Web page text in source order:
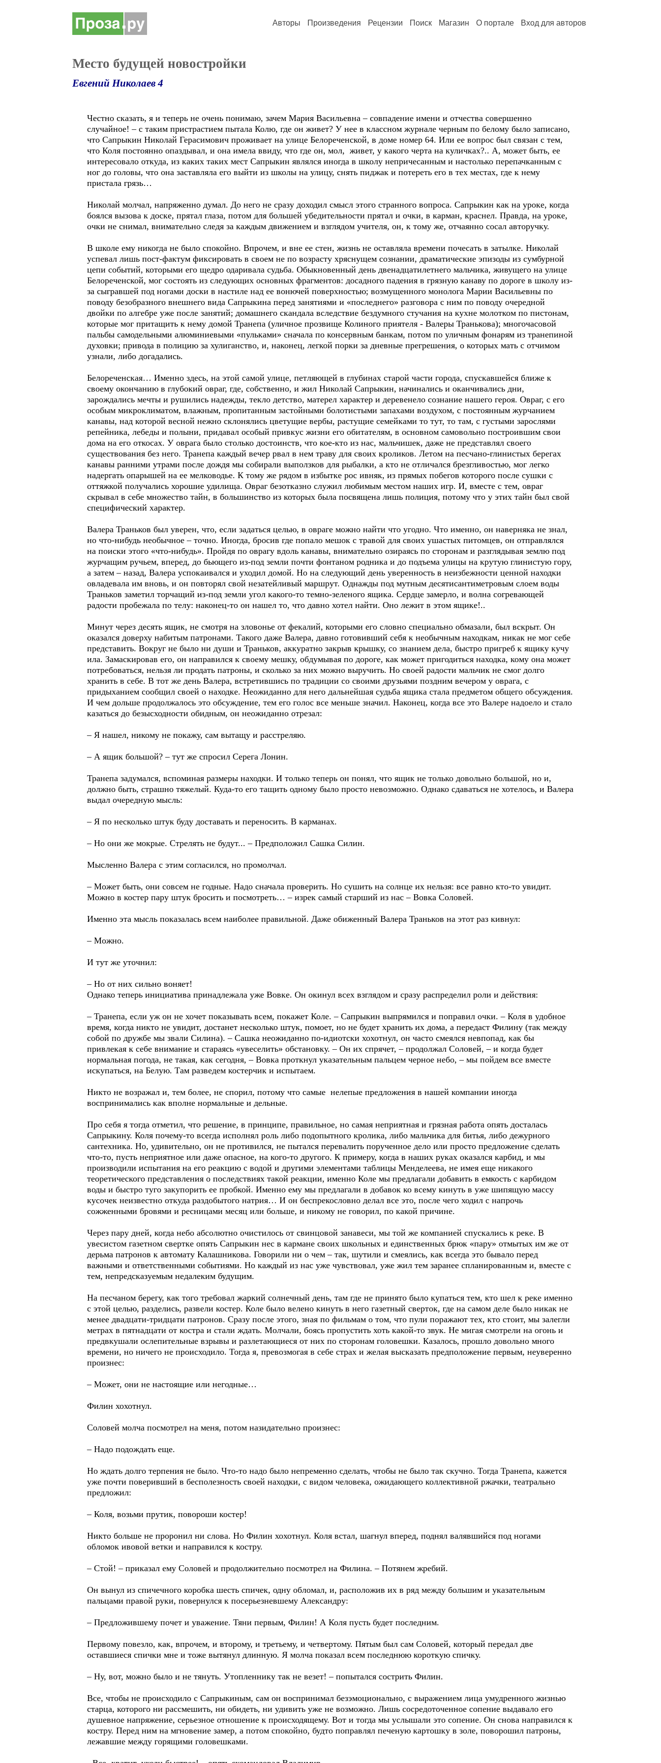
Авторы Произведения Рецензии Поиск Магазин О портале Вход для авторов
Место будущей новостройки
Евгений Николаев 4
Честно сказать, я и теперь не очень понимаю, зачем Мария Васильевна – совпадение имени и отчества совершенно
случайное! – с таким пристрастием пытала Колю, где он живет? У нее в классном журнале черным по белому было записано,
что Сапрыкин Николай Герасимович проживает на улице Белореченской, в доме номер 64. Или ее вопрос был связан с тем,
что Коля постоянно опаздывал, и она имела ввиду, что где он, мол, живет, у какого черта на куличках?.. А, может быть, ее
интересовало откуда, из каких таких мест Сапрыкин являлся иногда в школу непричесанным и настолько перепачканным с
ног до головы, что она заставляла его выйти из школы на улицу, снять пиджак и потереть его в тех местах, где к нему
пристала грязь…
Николай молчал, напряженно думал. До него не сразу доходил смысл этого странного вопроса. Сапрыкин как на уроке, когда
боялся вызова к доске, прятал глаза, потом для большей убедительности прятал и очки, в карман, краснел. Правда, на уроке,
очки не снимал, внимательно следя за каждым движением и взглядом учителя, он, к тому же, отчаянно сосал авторучку.
В школе ему никогда не было спокойно. Впрочем, и вне ее стен, жизнь не оставляла времени почесать в затылке. Николай
успевал лишь пост-фактум фиксировать в своем не по возрасту хряснущем сознании, драматические эпизоды из сумбурной
цепи событий, которыми его щедро одаривала судьба. Обыкновенный день двенадцатилетнего мальчика, живущего на улице
Белореченской, мог состоять из следующих основных фрагментов: досадного падения в грязную канаву по дороге в школу из-
за сыгравшей под ногами доски в настиле над ее вонючей поверхностью; возмущенного монолога Марии Васильевны по
поводу безобразного внешнего вида Сапрыкина перед занятиями и «последнего» разговора с ним по поводу очередной
двойки по алгебре уже после занятий; домашнего скандала вследствие бездумного стучания на кухне молотком по пистонам,
которые мог притащить к нему домой Транепа (уличное прозвище Колиного приятеля - Валеры Транькова); многочасовой
пальбы самодельными алюминиевыми «пульками» сначала по консервным банкам, потом по уличным фонарям из транепиной
духовки; привода в полицию за хулиганство, и, наконец, легкой порки за дневные прегрешения, о которых мать с отчимом
узнали, либо догадались.
Белореченская… Именно здесь, на этой самой улице, петляющей в глубинах старой части города, спускавшейся ближе к
своему окончанию в глубокий овраг, где, собственно, и жил Николай Сапрыкин, начинались и оканчивались дни,
зарождались мечты и рушились надежды, текло детство, матерел характер и деревенело сознание нашего героя. Овраг, с его
особым микроклиматом, влажным, пропитанным застойными болотистыми запахами воздухом, с постоянным журчанием
канавы, над которой весной нежно склонялись цветущие вербы, растущие семейками то тут, то там, с густыми зарослями
репейника, лебеды и полыни, придавал особый привкус жизни его обитателям, в основном самовольно построившим свои
дома на его откосах. У оврага было столько достоинств, что кое-кто из нас, мальчишек, даже не представлял своего
существования без него. Транепа каждый вечер рвал в нем траву для своих кроликов. Летом на песчано-глинистых берегах
канавы ранними утрами после дождя мы собирали выползков для рыбалки, а кто не отличался брезгливостью, мог легко
надергать опарышей на ее мелководье. К тому же рядом в избытке рос ивняк, из прямых побегов которого после сушки с
оттяжкой получались хорошие удилища. Овраг безотказно служил любимым местом наших игр. И, вместе с тем, овраг
скрывал в себе множество тайн, в большинство из которых была посвящена лишь полиция, потому что у этих тайн был свой
специфический характер.
Валера Траньков был уверен, что, если задаться целью, в овраге можно найти что угодно. Что именно, он наверняка не знал,
но что-нибудь необычное – точно. Иногда, бросив где попало мешок с травой для своих ушастых питомцев, он отправлялся
на поиски этого «что-нибудь». Пройдя по оврагу вдоль канавы, внимательно озираясь по сторонам и разглядывая землю под
журчащим ручьем, вперед, до бьющего из-под земли почти фонтаном родника и до подъема улицы на крутую глинистую гору,
а затем – назад, Валера успокаивался и уходил домой. Но на следующий день уверенность в неизбежности ценной находки
овладевала им вновь, и он повторял свой незатейливый маршрут. Однажды под мутным десятисантиметровым слоем воды
Траньков заметил торчащий из-под земли угол какого-то темно-зеленого ящика. Сердце замерло, и волна согревающей
радости пробежала по телу: наконец-то он нашел то, что давно хотел найти. Оно лежит в этом ящике!..
Минут через десять ящик, не смотря на зловонье от фекалий, которыми его словно специально обмазали, был вскрыт. Он
оказался доверху набитым патронами. Такого даже Валера, давно готовивший себя к необычным находкам, никак не мог себе
представить. Вокруг не было ни души и Траньков, аккуратно закрыв крышку, со знанием дела, быстро пригреб к ящику кучу
ила. Замаскировав его, он направился к своему мешку, обдумывая по дороге, как может пригодиться находка, кому она может
потребоваться, нельзя ли продать патроны, и сколько за них можно выручить. Но своей радости мальчик не смог долго
хранить в себе. В тот же день Валера, встретившись по традиции со своими друзьями поздним вечером у оврага, с
придыханием сообщил своей о находке. Неожиданно для него дальнейшая судьба ящика стала предметом общего обсуждения.
И чем дольше продолжалось это обсуждение, тем его голос все меньше значил. Наконец, когда все это Валере надоело и стало
казаться до безысходности обидным, он неожиданно отрезал:
– Я нашел, никому не покажу, сам вытащу и расстреляю.
– А ящик большой? – тут же спросил Серега Лонин.
Транепа задумался, вспоминая размеры находки. И только теперь он понял, что ящик не только довольно большой, но и,
должно быть, страшно тяжелый. Куда-то его тащить одному было просто невозможно. Однако сдаваться не хотелось, и Валера
выдал очередную мысль:
– Я по несколько штук буду доставать и переносить. В карманах.
– Но они же мокрые. Стрелять не будут... – Предположил Сашка Силин.
Мысленно Валера с этим согласился, но промолчал.
– Может быть, они совсем не годные. Надо сначала проверить. Но сушить на солнце их нельзя: все равно кто-то увидит.
Можно в костер пару штук бросить и посмотреть… – изрек самый старший из нас – Вовка Соловей.
Именно эта мысль показалась всем наиболее правильной. Даже обиженный Валера Траньков на этот раз кивнул:
– Можно.
И тут же уточнил:
– Но от них сильно воняет!
Однако теперь инициатива принадлежала уже Вовке. Он окинул всех взглядом и сразу распределил роли и действия:
– Транепа, если уж он не хочет показывать всем, покажет Коле. – Сапрыкин выпрямился и поправил очки. – Коля в удобное
время, когда никто не увидит, достанет несколько штук, помоет, но не будет хранить их дома, а передаст Филину (так между
собой по дружбе мы звали Силина). – Сашка неожиданно по-идиотски хохотнул, он часто смеялся невпопад, как бы
привлекая к себе внимание и стараясь «увеселить» обстановку. – Он их спрячет, – продолжал Соловей, – и когда будет
нормальная погода, не такая, как сегодня, – Вовка проткнул указательным пальцем черное небо, – мы пойдем все вместе
искупаться, на Белую. Там разведем костерчик и испытаем.
Никто не возражал и, тем более, не спорил, потому что самые нелепые предложения в нашей компании иногда
воспринимались как вполне нормальные и дельные.
Про себя я тогда отметил, что решение, в принципе, правильное, но самая неприятная и грязная работа опять досталась
Сапрыкину. Коля почему-то всегда исполнял роль либо подопытного кролика, либо мальчика для битья, либо дежурного
сантехника. Но, удивительно, он не противился, не пытался перевалить порученное дело или просто предложение сделать
что-то, пусть неприятное или даже опасное, на кого-то другого. К примеру, когда в наших руках оказался карбид, и мы
производили испытания на его реакцию с водой и другими элементами таблицы Менделеева, не имея еще никакого
теоретического представления о последствиях такой реакции, именно Коле мы предлагали добавить в емкость с карбидом
воды и быстро туго закупорить ее пробкой. Именно ему мы предлагали в добавок ко всему кинуть в уже шипящую массу
кусочек неизвестно откуда раздобытого натрия… И он беспрекословно делал все это, после чего ходил с напрочь
сожженными бровями и ресницами месяц или больше, и никому не говорил, по какой причине.
Через пару дней, когда небо абсолютно очистилось от свинцовой занавеси, мы той же компанией спускались к реке. В
увесистом газетном свертке опять Сапрыкин нес в кармане своих школьных и единственных брюк «пару» отмытых им же от
дерьма патронов к автомату Калашникова. Говорили ни о чем – так, шутили и смеялись, как всегда это бывало перед
важными и ответственными событиями. Но каждый из нас уже чувствовал, уже жил тем заранее спланированным и, вместе с
тем, непредсказуемым недалеким будущим.
На песчаном берегу, как того требовал жаркий солнечный день, там где не принято было купаться тем, кто шел к реке именно
с этой целью, разделись, развели костер. Коле было велено кинуть в него газетный сверток, где на самом деле было никак не
менее двадцати-тридцати патронов. Сразу после этого, зная по фильмам о том, что пули поражают тех, кто стоит, мы залегли
метрах в пятнадцати от костра и стали ждать. Молчали, боясь пропустить хоть какой-то звук. Не мигая смотрели на огонь и
предвкушали ослепительные взрывы и разлетающиеся от них по сторонам головешки. Казалось, прошло довольно много
времени, но ничего не происходило. Тогда я, превозмогая в себе страх и желая высказать предположение первым, неуверенно
произнес:
– Может, они не настоящие или негодные…
Филин хохотнул.
Соловей молча посмотрел на меня, потом назидательно произнес:
– Надо подождать еще.
Но ждать долго терпения не было. Что-то надо было непременно сделать, чтобы не было так скучно. Тогда Транепа, кажется
уже почти поверивший в бесполезность своей находки, с видом человека, ожидающего коллективной ржачки, театрально
предложил:
– Коля, возьми прутик, повороши костер!
Никто больше не проронил ни слова. Но Филин хохотнул. Коля встал, шагнул вперед, поднял валявшийся под ногами
обломок ивовой ветки и направился к костру.
– Стой! – приказал ему Соловей и продолжительно посмотрел на Филина. – Потянем жребий.
Он вынул из спичечного коробка шесть спичек, одну обломал, и, расположив их в ряд между большим и указательным
пальцами правой руки, повернулся к посерьезневшему Александру:
– Предложившему почет и уважение. Тяни первым, Филин! А Коля пусть будет последним.
Первому повезло, как, впрочем, и второму, и третьему, и четвертому. Пятым был сам Соловей, который передал две
оставшиеся спички мне и тоже вытянул длинную. Я молча показал всем последнюю короткую спичку.
– Ну, вот, можно было и не тянуть. Утопленнику так не везет! – попытался сострить Филин.
Все, чтобы не происходило с Сапрыкиным, сам он воспринимал безэмоционально, с выражением лица умудренного жизнью
старца, которого ни рассмешить, ни обидеть, ни удивить уже не возможно. Лишь сосредоточенное сопение выдавало его
душевное напряжение, серьезное отношение к происходящему. Вот и тогда мы услышали это сопение. Он снова направился к
костру. Перед ним на мгновение замер, а потом спокойно, будто поправлял печеную картошку в золе, поворошил патроны,
лежавшие между горящими головешками.